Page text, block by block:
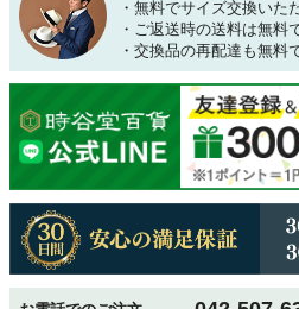
・無料でサイズ交換いた
・ご返送時の送料は無料
・交換品の再配達も無料